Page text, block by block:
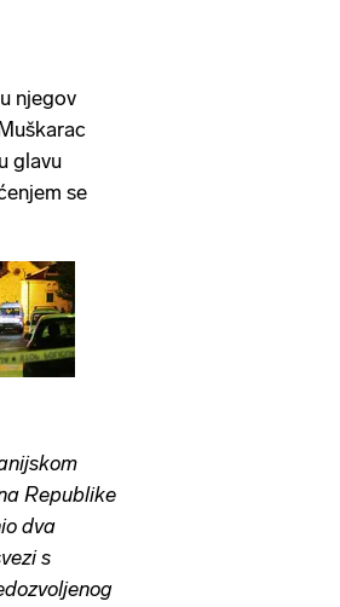
njegov
glavu
se
Republike
dva
s